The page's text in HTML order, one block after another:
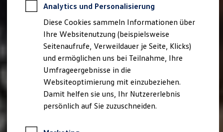
Professional Class bei Volkswagen
Behörden
Direktkunden
Sonderfahrzeuge
Anpfiff zum Gewinn
Elektromobilität
Elektroautos
ID. Tutorials
Elektrofahrzeugkonzepte
ID. EVERY1
Reichweite
Analytics und Personalisierung
Diese Cookies sammeln Informationen über
Ihre Websitenutzung (beispielsweise
Seitenaufrufe, Verweildauer je Seite, Klicks)
und ermöglichen uns bei Teilnahme, Ihre
Umfrageergebnisse in die
Websiteoptimierung mit einzubeziehen.
Damit helfen sie uns, Ihr Nutzererlebnis
persönlich auf Sie zuzuschneiden.